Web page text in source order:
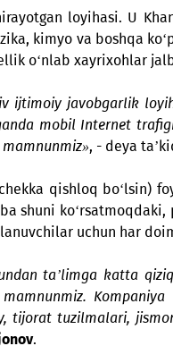
o‘zbek tili
oshirayotgan
fizika, kimyo
chet ellik o‘nlab
ijtimoiy
mobil
ham mamnunmiz»,
yoki chekka
tajriba shuni
foydalanuvchilar